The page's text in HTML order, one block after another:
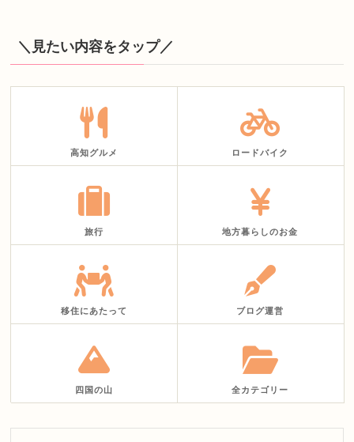
＼見たい内容をタップ／
高知グルメ ロードバイク
旅行 地方暮らしのお金
移住にあたって ブログ運営
四国の山 全カテゴリー